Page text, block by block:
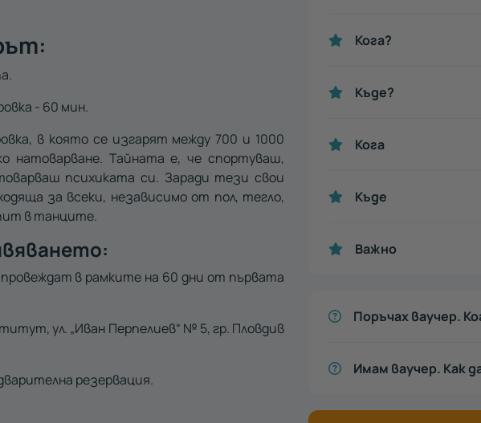
- 60 мин.
в която се изгарят между 700 и 1000
натоварване. Тайната е, че спортуваш,
психиката си. Заради тези свои
за всеки, независимо от пол, тегло,
в танците.
в рамките на 60 дни от първата
ул. „Иван Перпелиев“ № 5, гр. Пловдив
резервация.
Кога?
Къде?
Кога
Къде
Важно
Поръчах ваучер.
Имам ваучер. Как